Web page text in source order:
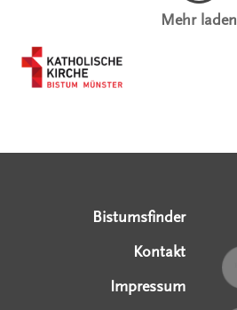
Mehr laden
Bistumsfinder
Kontakt
Impressum